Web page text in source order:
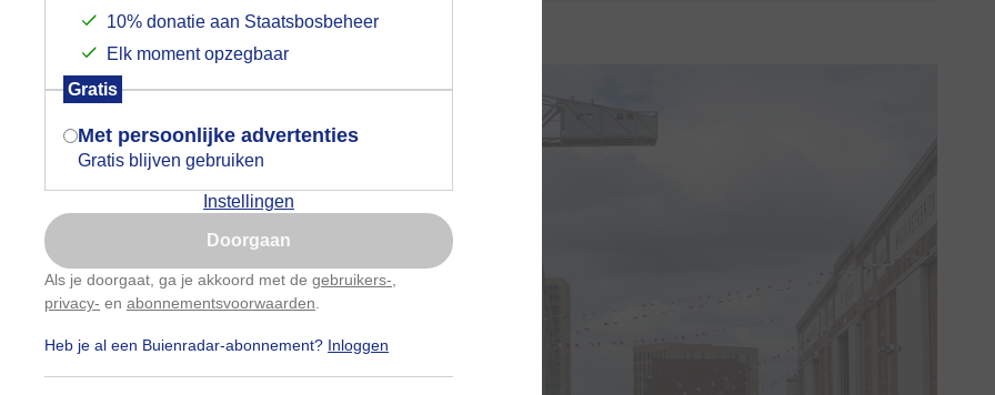
10% donatie aan Staatsbosbeheer
Elk moment opzegbaar
Gratis
Met persoonlijke advertenties
Gratis blijven gebruiken
Instellingen
Doorgaan
Als je doorgaat, ga je akkoord met de gebruikers-
privacy- en abonnementsvoorwaarden
Heb je al een Buienradar-abonnement? Inloggen
Indien je hier nog geen akkoord op hebt
gegeven, verschijnt er zo een pop-up uit
je browser waarin deze toestemming
gevraagd wordt.
Is goed, toon de popup
Nu niet, misschien later
Gebruik je Safari en wil je niet elke dag deze pop-up
Klikhierom dit aan te passen